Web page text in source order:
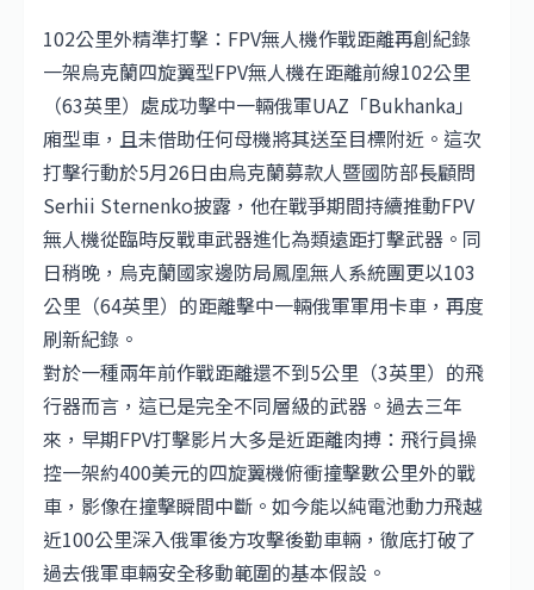
102公里外精準打擊：FPV無人機作戰距離再創紀錄
一架烏克蘭四旋翼型FPV無人機在距離前線102公里
（63英里）處成功擊中一輛俄軍UAZ「Bukhanka」
廂型車，且未借助任何母機將其送至目標附近。這次
打擊行動於5月26日由烏克蘭募款人暨國防部長顧問
Serhii Sternenko披露，他在戰爭期間持續推動FPV
無人機從臨時反戰車武器進化為類遠距打擊武器。同
日稍晚，烏克蘭國家邊防局鳳凰無人系統團更以103
公里（64英里）的距離擊中一輛俄軍軍用卡車，再度
刷新紀錄。
對於一種兩年前作戰距離還不到5公里（3英里）的飛
行器而言，這已是完全不同層級的武器。過去三年
來，早期FPV打擊影片大多是近距離肉搏：飛行員操
控一架約400美元的四旋翼機俯衝撞擊數公里外的戰
車，影像在撞擊瞬間中斷。如今能以純電池動力飛越
近100公里深入俄軍後方攻擊後勤車輛，徹底打破了
過去俄軍車輛安全移動範圍的基本假設。